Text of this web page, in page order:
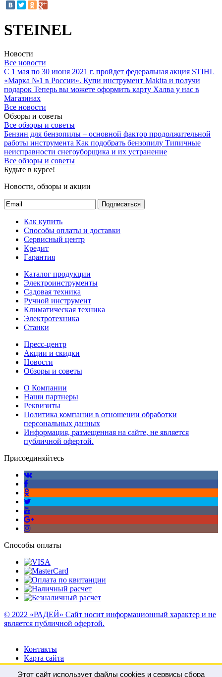
STEINEL
Новости
Все новости
С 1 мая по 30 июня 2021 г. пройдет федеральная акция STIHL
«Марка №1 в России». Купи инструмент Makita и получи
подарок Теперь вы можете оформить карту Халва у нас в
Магазинах
Все новости
Обзоры и советы
Все обзоры и советы
Бензин для бензопилы – основной фактор продолжительной
работы инструмента Как подобрать бензопилу Типичные
неисправности снегоуборщика и их устранение
Все обзоры и советы
Будьте в курсе!
Новости, обзоры и акции
Подписаться
Как купить
Способы оплаты и доставки
Сервисный центр
Кредит
Гарантия
Каталог продукции
Электроинструменты
Садовая техника
Ручной инструмент
Климатическая техника
Электротехника
Станки
Пресс-центр
Акции и скидки
Новости
Обзоры и советы
О Компании
Наши партнеры
Реквизиты
Политика компании в отношении обработки
персональных данных
Информация, размещенная на сайте, не является
публичной офертой.
Присоединяйтесь
Способы оплаты
© 2022 «РАДЕЙ» Сайт носит информационный характер и не
является публичной офертой.
Контакты
Карта сайта
Этот сайт использует файлы cookies и сервисы сбора